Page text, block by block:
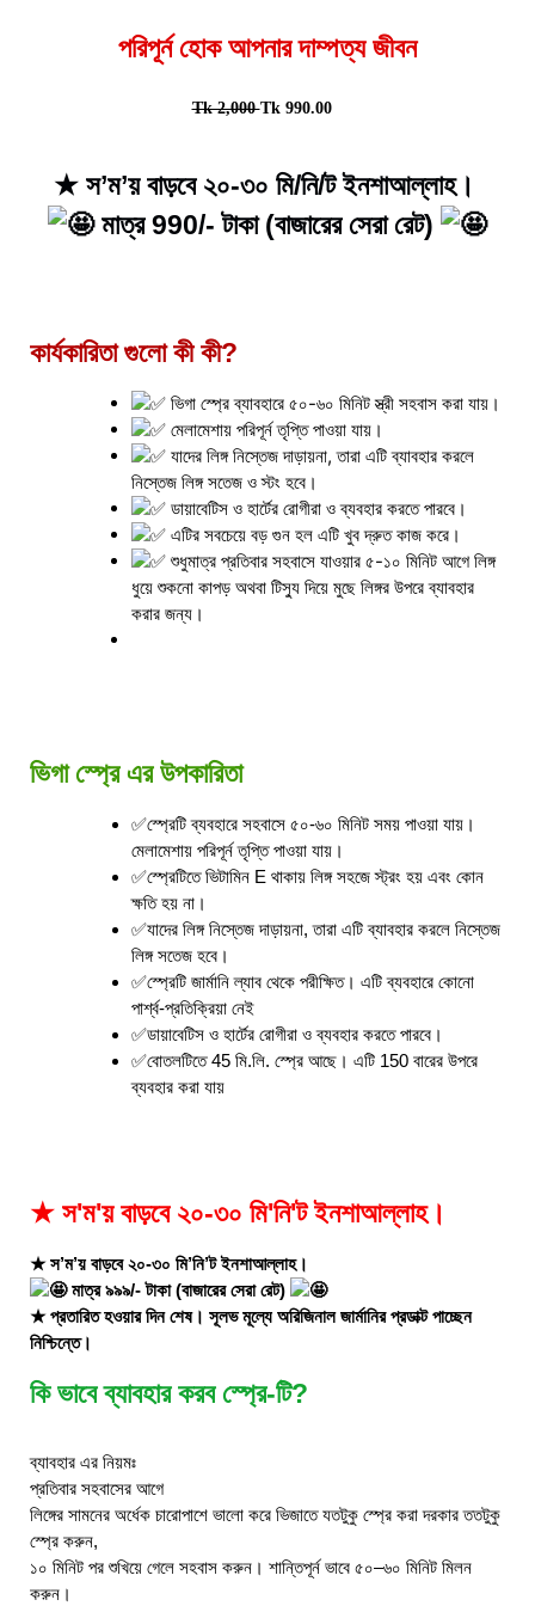
পরিপূর্ন হোক আপনার দাম্পত্য জীবন
Tk 2,000Tk 990.00
★ স’ম’য় বাড়বে ২০-৩০ মি/নি/ট ইনশাআল্লাহ।
মাত্র 990/- টাকা (বাজারের সেরা রেট)
কার্যকারিতা গুলো কী কী?
ভিগা স্প্রে ব্যাবহারে ৫০-৬০ মিনিট স্ত্রী সহবাস করা যায়।
মেলামেশায় পরিপূর্ন তৃপ্তি পাওয়া যায়।
যাদের লিঙ্গ নিস্তেজ দাড়ায়না, তারা এটি ব্যাবহার করলে
নিস্তেজ লিঙ্গ সতেজ ও স্টং হবে।
ডায়াবেটিস ও হার্টের রোগীরা ও ব্যবহার করতে পারবে।
এটির সবচেয়ে বড় গুন হল এটি খুব দ্রুত কাজ করে।
শুধুমাত্র প্রতিবার সহবাসে যাওয়ার ৫-১০ মিনিট আগে লিঙ্গ
ধুয়ে শুকনো কাপড় অথবা টিস্যু দিয়ে মুছে লিঙ্গর উপরে ব্যাবহার
করার জন্য।
ভিগা স্প্রে এর উপকারিতা
✅স্প্রেটি ব্যবহারে সহবাসে ৫০-৬০ মিনিট সময় পাওয়া যায়।
মেলামেশায় পরিপূর্ন তৃপ্তি পাওয়া যায়।
✅স্প্রেটিতে ভিটামিন E থাকায় লিঙ্গ সহজে স্ট্রং হয় এবং কোন
ক্ষতি হয় না।
✅যাদের লিঙ্গ নিস্তেজ দাড়ায়না, তারা এটি ব্যাবহার করলে নিস্তেজ
লিঙ্গ সতেজ হবে।
✅স্প্রেটি জার্মানি ল্যাব থেকে পরীক্ষিত। এটি ব্যবহারে কোনো
পার্শ্ব-প্রতিক্রিয়া নেই
✅ডায়াবেটিস ও হার্টের রোগীরা ও ব্যবহার করতে পারবে।
✅বোতলটিতে 45 মি.লি. স্প্রে আছে। এটি 150 বারের উপরে
ব্যবহার করা যায়
★ স'ম'য় বাড়বে ২০-৩০ মি'নি'ট ইনশাআল্লাহ।
★ স’ম’য় বাড়বে ২০-৩০ মি’নি’ট ইনশাআল্লাহ।
মাত্র ৯৯৯/- টাকা (বাজারের সেরা রেট)
★ প্রতারিত হওয়ার দিন শেষ। সূলভ মূল্যে অরিজিনাল জার্মানির প্রডাক্ট পাচ্ছেন
নিশ্চিন্তে।
কি ভাবে ব্যাবহার করব স্প্রে-টি?
ব্যাবহার এর নিয়মঃ
প্রতিবার সহবাসের আগে
লিঙ্গের সামনের অর্ধেক চারোপাশে ভালো করে ভিজাতে যতটুকু স্প্রে করা দরকার ততটুকু
স্প্রে করুন,
১০ মিনিট পর শুখিয়ে গেলে সহবাস করুন। শান্তিপূর্ন ভাবে ৫০–৬০ মিনিট মিলন
করুন।